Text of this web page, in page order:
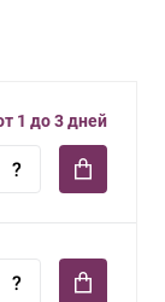
1 до 3 дней